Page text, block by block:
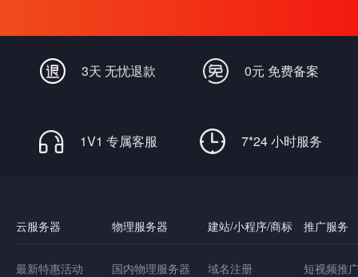
3天 无忧退款 0元 免费备案
1V1 专属客服 7*24 小时服务
云服务器
最新特惠活动
物理服务器
国内物理服务器
建站/小程序/商标
域名注册
推广服务
短视频推